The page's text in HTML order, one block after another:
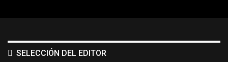
SELECCIÓN DEL EDITOR